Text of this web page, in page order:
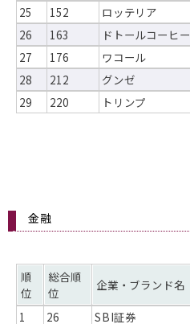
25
152 ロッテリア
26
163 ドトールコーヒー
27
176 ワコール
28
212 グンゼ
29
220 トリンプ
金融
順
位
総合順
位
企業・ブランド名
1
26 SBI証券